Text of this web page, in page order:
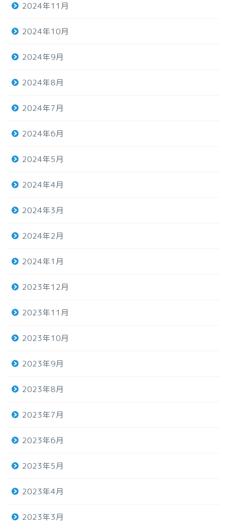
2024年11月
2024年10月
2024年9月
2024年8月
2024年7月
2024年6月
2024年5月
2024年4月
2024年3月
2024年2月
2024年1月
2023年12月
2023年11月
2023年10月
2023年9月
2023年8月
2023年7月
2023年6月
2023年5月
2023年4月
2023年3月